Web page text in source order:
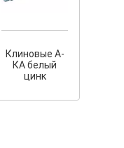
Клиновые А-
КА белый
цинк